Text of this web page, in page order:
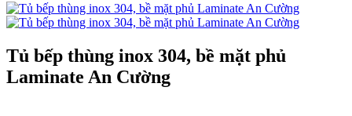
Tủ bếp thùng inox 304, bề mặt phủ
Laminate An Cường